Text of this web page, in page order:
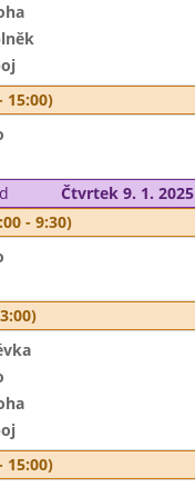
15:00)
Čtvrtek 9. 1. 2025
- 9:30)
15:00)